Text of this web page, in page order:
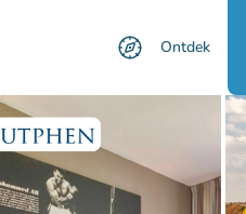
Ontdek